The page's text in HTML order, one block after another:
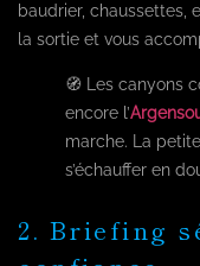
baudrier, chaussettes,
la sortie et vous
🧭 Les canyons
encore l’
marche. La
s’échauffer en
2. Briefing